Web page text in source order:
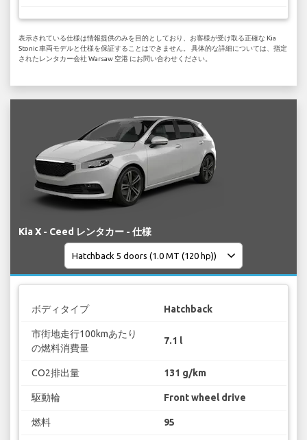
表示されている仕様は情報提供のみを目的としており、お客様が受け取る正確な Kia
Stonic 車両モデルと仕様を保証することはできません。 具体的な詳細については、指定
されたレンタカー会社 Warsaw 空港 にお問い合わせください。
Kia X - Ceed レンタカー - 仕様
ボディタイプ Hatchback
市街地走行100kmあたり
の燃料消費量
7.1 l
CO2排出量 131 g/km
駆動輪 Front wheel drive
燃料 95